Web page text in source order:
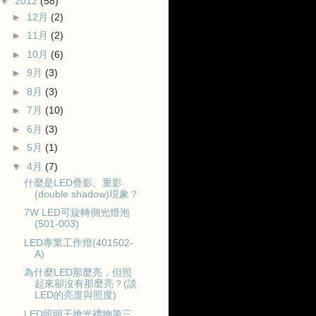
► 12月 (2)
► 11月 (2)
► 10月 (6)
► 9月 (3)
► 8月 (3)
► 7月 (10)
► 6月 (3)
► 5月 (1)
▼ 4月 (7)
什麼是LED疊影、重影
(double shadow)現象？
7W LED可旋轉側光燈泡
(501-003)
LED專業工作燈(401502-
A)
為什麼LED那麼亮，但照
起來卻沒有那麼亮？(談
LED的亮度與照度)
LED照明王搶光禮物第三